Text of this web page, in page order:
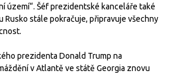
území“. Šéf prezidentské kanceláře také
Rusko stále pokračuje, připravuje všechny
prezidenta Donald Trump na
v Atlantě ve státě Georgia znovu